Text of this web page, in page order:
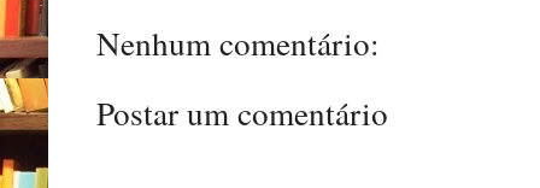
Nenhum comentário:
Postar um comentário